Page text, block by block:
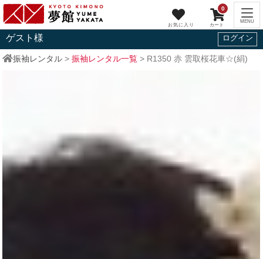
ゲスト 様 ログイン
0
振袖レンタル>振袖レンタル一覧 > R1350 赤 雲取桜花車☆(絹)